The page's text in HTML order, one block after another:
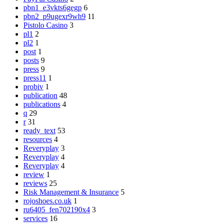
pbn1_e3vkts6gegp 6
pbn2_p9ugexr9wh9 11
Pistolo Casino 3
pl1 2
pl2 1
post 1
posts 9
press 9
press11 1
probiv 1
publication 48
publications 4
q 29
r 31
ready_text 53
resources 4
Reveryplay 3
Reveryplay 4
Reveryplay 4
review 1
reviews 25
Risk Management & Insurance 5
rojoshoes.co.uk 1
ru6405_fen702190x4 3
services 16